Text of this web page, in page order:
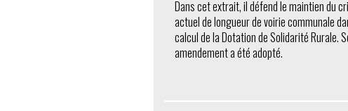
Dans cet extrait, il défend le maintien du
actuel de longueur de voirie communale
calcul de la Dotation de Solidarité Rurale.
amendement a été adopté.